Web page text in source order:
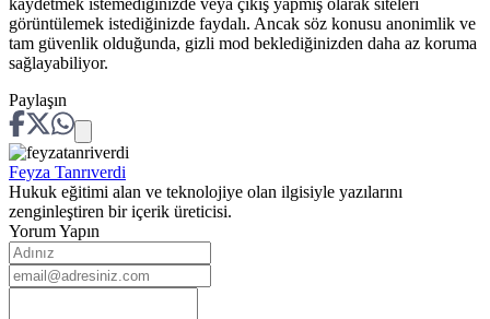
görüntülemek istediğinizde faydalı. Ancak söz konusu anonimlik ve
tam güvenlik olduğunda, gizli mod beklediğinizden daha az koruma
sağlayabiliyor.
Paylaşın
Feyza Tanrıverdi
Hukuk eğitimi alan ve teknolojiye olan ilgisiyle yazılarını
zenginleştiren bir içerik üreticisi.
Yorum Yapın